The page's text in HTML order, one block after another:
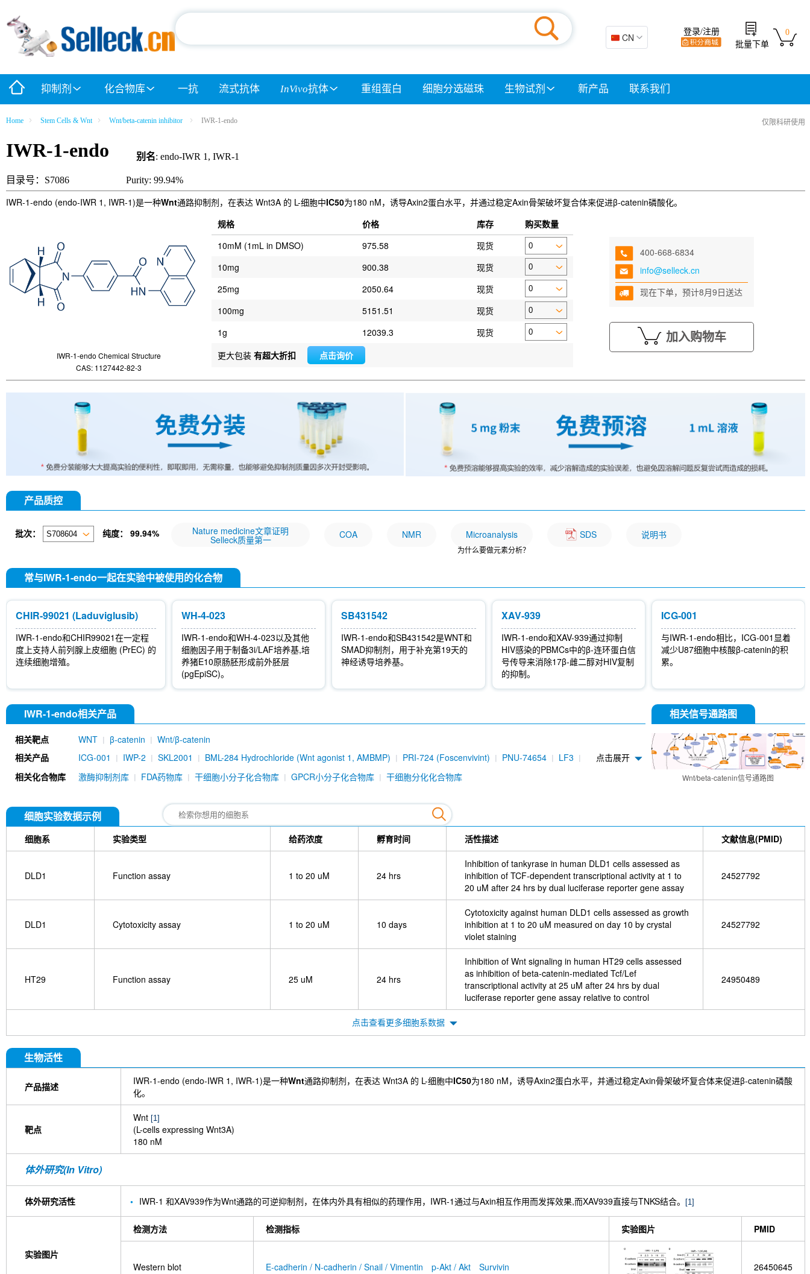
🇨🇳 CN
0
批量下单
登录/注册
抑制剂 化合物库 一抗 流式抗体 InVivo抗体 重组蛋白 细胞分选磁珠 生物试剂 新产品 联系我们
Home Stem Cells & Wnt Wnt/beta-catenin inhibitor IWR-1-endo 仅限科研使用
IWR-1-endo 别名: endo-IWR 1, IWR-1
目录号：S7086 Purity: 99.94%
IWR-1-endo (endo-IWR 1, IWR-1)是一种Wnt通路抑制剂，在表达 Wnt3A 的 L-细胞中IC50为180 nM，诱导Axin2蛋白水平，并通过稳定Axin骨架破坏复合体来促进β-catenin磷酸化。
IWR-1-endo Chemical Structure
CAS: 1127442-82-3
规格 价格 库存
购买数量
10mM (1mL in DMSO)
975.58
现货
10mg
900.38
现货
25mg
2050.64
现货
100mg
5151.51
现货
1g
12039.3
现货
更大包装 有超大折扣 点击询价
400-668-6834
info@selleck.cn
现在下单，预计8月9日送达
加入购物车
产品质控
批次： 纯度： 99.94% Nature medicine文章证明
Selleck质量第一 COA NMR Microanalysis
为什么要做元素分析？
SDS 说明书
常与IWR-1-endo一起在实验中被使用的化合物
CHIR-99021 (Laduviglusib)
IWR-1-endo和CHIR99021在一定程
度上支持人前列腺上皮细胞 (PrEC) 的
连续细胞增殖。
WH-4-023
IWR-1-endo和WH-4-023以及其他
细胞因子用于制备3i/LAF培养基,培
养猪E10原肠胚形成前外胚层
(pgEpiSC)。
SB431542
IWR-1-endo和SB431542是WNT和
SMAD抑制剂，用于补充第19天的
神经诱导培养基。
XAV-939
IWR-1-endo和XAV-939通过抑制
HIV感染的PBMCs中的β-连环蛋白信
号传导来消除17β-雌二醇对HIV复制
的抑制。
ICG-001
与IWR-1-endo相比，ICG-001显着
减少U87细胞中核酸β-catenin的积
累。
IWR-1-endo相关产品
相关靶点 WNT β-catenin
Wnt/β-catenin
相关产品
ICG-001 IWP-2 SKL2001 BML-284 Hydrochloride (Wnt agonist 1, AMBMP) PRI-724 (Foscenvivint) PNU-74654
LF3
CCT251545
β-Actin Antibody (Rabbit mAb) [C21N23] Tegatrabetan (BC-2059)
Non-phospho β-Catenin (Ser45) Antibody
Prodigiosin
M435-1279 JW74 Methyl Vanillate IWP-4 HLY78
点击展开
相关化合物库
激酶抑制剂库 FDA药物库 干细胞小分子化合物库 GPCR小分子化合物库 干细胞分化化合物库
相关信号通路图
Wnt/beta-catenin信号通路图
细胞实验数据示例
细胞系 实验类型 给药浓度 孵育时间 活性描述 文献信息(PMID)
DLD1 Function assay 1 to 20 uM 24 hrs
Inhibition of tankyrase in human DLD1 cells assessed as
inhibition of TCF-dependent transcriptional activity at 1 to
20 uM after 24 hrs by dual luciferase reporter gene assay
24527792
DLD1 Cytotoxicity assay 1 to 20 uM 10 days
Cytotoxicity against human DLD1 cells assessed as growth
inhibition at 1 to 20 uM measured on day 10 by crystal
violet staining
24527792
HT29 Function assay 25 uM 24 hrs
Inhibition of Wnt signaling in human HT29 cells assessed
as inhibition of beta-catenin-mediated Tcf/Lef
transcriptional activity at 25 uM after 24 hrs by dual
luciferase reporter gene assay relative to control
24950489
点击查看更多细胞系数据
生物活性
产品描述 IWR-1-endo (endo-IWR 1, IWR-1)是一种Wnt通路抑制剂，在表达 Wnt3A 的 L-细胞中IC50为180 nM，诱导Axin2蛋白水平，并通过稳定Axin骨架破坏复合体来促进β-catenin磷酸
化。
靶点
Wnt [1]
(L-cells expressing Wnt3A)
180 nM
体外研究(In Vitro)
体外研究活性 IWR-1 和XAV939作为Wnt通路的可逆抑制剂，在体内外具有相似的药理作用，IWR-1通过与Axin相互作用而发挥效果,而XAV939直接与TNKS结合。 [1]
实验图片
检测方法 检测指标 实验图片 PMID
Western blot E-cadherin / N-cadherin / Snail / Vimentin p-Akt / Akt Survivin 26450645